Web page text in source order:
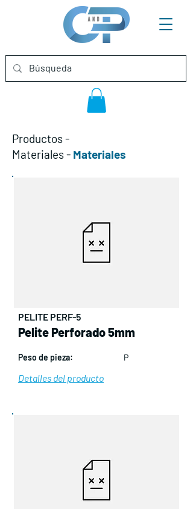
Productos-
Materiales- Materiales
PELITE PERF-5
Pelite Perforado 5mm
Peso de pieza: P
Detalles del producto